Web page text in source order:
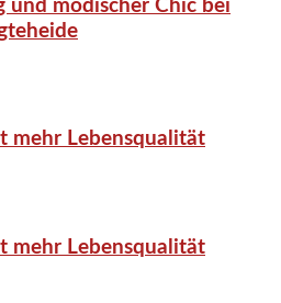
und modischer Chic bei
mehr Lebensqualität
mehr Lebensqualität